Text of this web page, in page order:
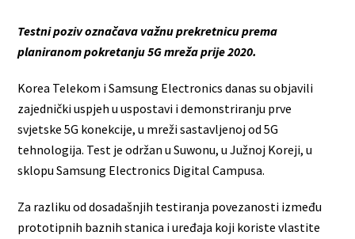
Testni poziv označava važnu prekretnicu prema
planiranom pokretanju 5G mreža prije 2020.
Korea Telekom i Samsung Electronics danas su objavili
zajednički uspjeh u uspostavi i demonstriranju prve
svjetske 5G konekcije, u mreži sastavljenoj od 5G
tehnologija. Test je održan u Suwonu, u Južnoj Koreji, u
sklopu Samsung Electronics Digital Campusa.
Za razliku od dosadašnjih testiranja povezanosti između
prototipnih baznih stanica i uređaja koji koriste vlastite